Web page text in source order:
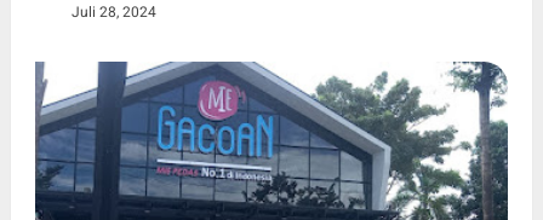
Juli 28, 2024